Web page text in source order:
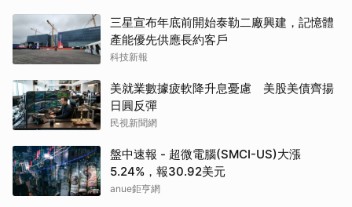
三星宣布年底前開始泰勒二廠興建，記憶體
產能優先供應長約客戶
科技新報
美就業數據疲軟降升息憂慮 美股美債齊揚
日圓反彈
民視新聞網
盤中速報 - 超微電腦(SMCI-US)大漲
5.24%，報30.92美元
anue鉅亨網